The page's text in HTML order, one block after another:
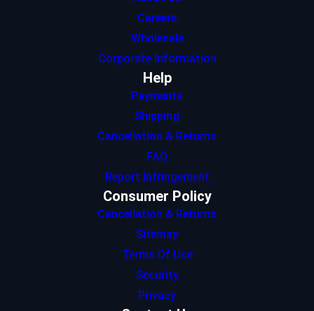
Careers
Wholesale
Corporate Information
Help
Payments
Shipping
Cancellation & Returns
FAQ
Report Infringement
Consumer Policy
Cancellation & Returns
Sitemap
Terms Of Use
Security
Privacy